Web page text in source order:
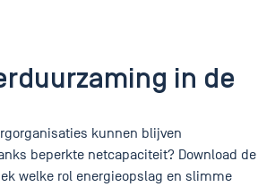
in de
kunnen blijven
beperkte netcapaciteit? Download de
welke rol energieopslag en slimme